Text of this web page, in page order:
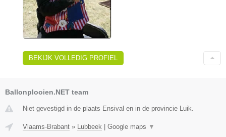
BEKIJK VOLLEDIG PROFIEL
Ballonplooien.NET team
Niet gevestigd in de plaats Ensival en in de provincie Luik.
Vlaams-Brabant » Lubbeek Google maps ▼